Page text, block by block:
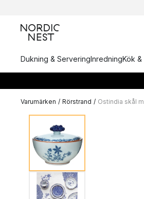
Dukning & ServeringInredningKök &
Varumärken / Rörstrand / Ostindia skål